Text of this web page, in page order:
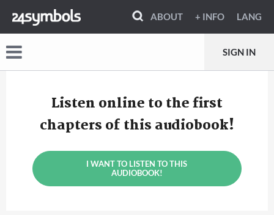
ABOUT + INFO LANG
SIGN IN
Listen online to the first
chapters of this audiobook!
I WANT TO LISTEN TO THIS
AUDIOBOOK!